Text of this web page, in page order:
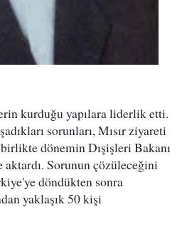
kurduğu yapılara liderlik etti.
sorunları, Mısır ziyareti
birlikte dönemin Dışişleri Bakanı
Sorunun çözüleceğini
döndükten sonra
yaklaşık 50 kişi